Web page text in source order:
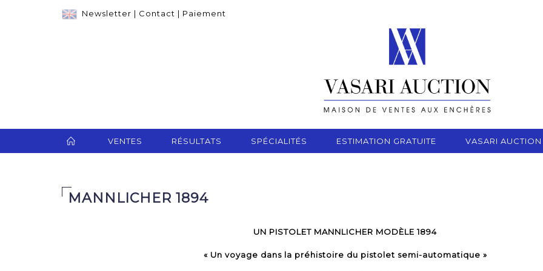
Newsletter | Contact | Paiement
VENTES RÉSULTATS SPÉCIALITÉS ESTIMATION GRATUITE VASARI AUCTION
MANNLICHER 1894
UN PISTOLET MANNLICHER MODÈLE 1894
« Un voyage dans la préhistoire du pistolet semi-automatique »